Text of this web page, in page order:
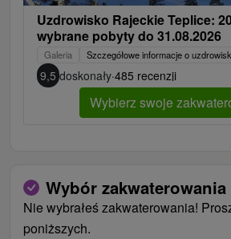
Uzdrowisko Rajeckie Teplice:
wybrane pobyty do 31.08.2026
Galeria Szczegółowe informacje o
9,5 doskonały·485 recenzji
Wybierz swoje
Wybór zakwaterowania
Nie wybrałeś zakwaterowania!
poniższych.